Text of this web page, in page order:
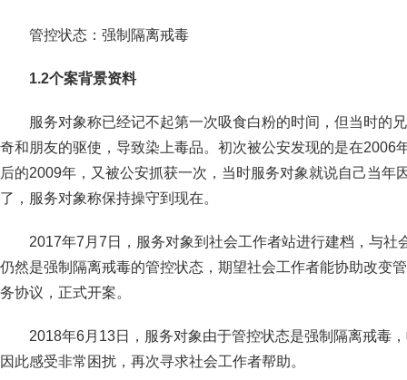
管控状态：强制隔离戒毒
1.2个案背景资料
服务对象称已经记不起第一次吸食白粉的时间，但当时的
奇和朋友的驱使，导致染上毒品。初次被公安发现的是在2006
后的2009年，又被公安抓获一次，当时服务对象就说自己当年
了，服务对象称保持操守到现在。
2017年7月7日，服务对象到社会工作者站进行建档，与社
仍然是强制隔离戒毒的管控状态，期望社会工作者能协助改变
务协议，正式开案。
2018年6月13日，服务对象由于管控状态是强制隔离戒毒
因此感受非常困扰，再次寻求社会工作者帮助。